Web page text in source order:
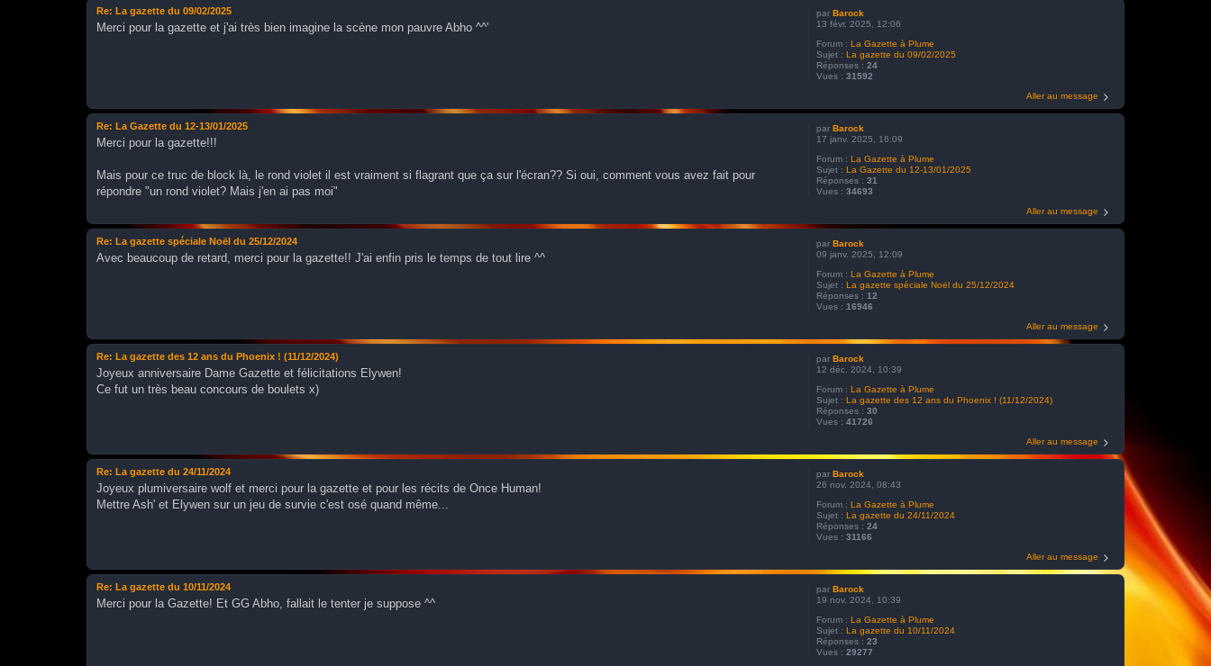
par Barock
13 févr. 2025, 12:06
Forum : La Gazette à Plume
Sujet : La gazette du 09/02/2025
Réponses : 24
Vues : 31592
Re: La gazette du 09/02/2025
Merci pour la gazette et j'ai très bien imagine la scène mon pauvre Abho ^^'
Aller au message
par Barock
17 janv. 2025, 16:09
Forum : La Gazette à Plume
Sujet : La Gazette du 12-13/01/2025
Réponses : 31
Vues : 34693
Re: La Gazette du 12-13/01/2025
Merci pour la gazette!!!
Mais pour ce truc de block là, le rond violet il est vraiment si flagrant que ça sur l'écran?? Si oui, comment vous avez fait pour
répondre "un rond violet? Mais j'en ai pas moi"
Aller au message
par Barock
09 janv. 2025, 12:09
Forum : La Gazette à Plume
Sujet : La gazette spéciale Noël du 25/12/2024
Réponses : 12
Vues : 16946
Re: La gazette spéciale Noël du 25/12/2024
Avec beaucoup de retard, merci pour la gazette!! J'ai enfin pris le temps de tout lire ^^
Aller au message
par Barock
12 déc. 2024, 10:39
Forum : La Gazette à Plume
Sujet : La gazette des 12 ans du Phoenix ! (11/12/2024)
Réponses : 30
Vues : 41726
Re: La gazette des 12 ans du Phoenix ! (11/12/2024)
Joyeux anniversaire Dame Gazette et félicitations Elywen!
Ce fut un très beau concours de boulets x)
Aller au message
par Barock
26 nov. 2024, 08:43
Forum : La Gazette à Plume
Sujet : La gazette du 24/11/2024
Réponses : 24
Vues : 31166
Re: La gazette du 24/11/2024
Joyeux plumiversaire wolf et merci pour la gazette et pour les récits de Once Human!
Mettre Ash' et Elywen sur un jeu de survie c'est osé quand même...
Aller au message
par Barock
19 nov. 2024, 10:39
Forum : La Gazette à Plume
Sujet : La gazette du 10/11/2024
Réponses : 23
Vues : 29277
Re: La gazette du 10/11/2024
Merci pour la Gazette! Et GG Abho, fallait le tenter je suppose ^^